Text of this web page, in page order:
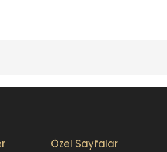
Özel Sayfalar